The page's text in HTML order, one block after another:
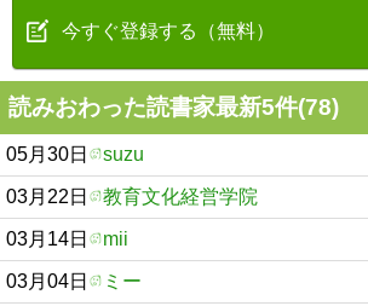
今すぐ登録する（無料）
読みおわった読書家最新5件(78)
05月30日 suzu
03月22日 教育文化経営学院
03月14日 mii
03月04日 ミー